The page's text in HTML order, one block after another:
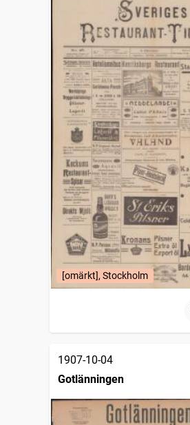
[omärkt], Stockholm
1907-10-04
Gotlänningen